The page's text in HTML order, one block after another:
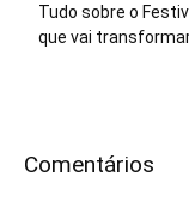
Tudo sobre o
que vai
Comentários